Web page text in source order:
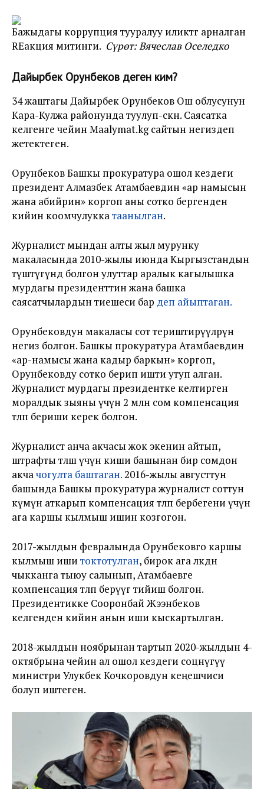
Бажыдагы коррупция тууралуу иликтөөгө арналган
RЕакция митинги. Сүрөт: Вячеслав Оселедко
Дайырбек Орунбеков деген ким?
34 жаштагы Дайырбек Орунбеков Ош облусунун
Кара-Кулжа районунда туулуп-өскөн. Саясатка
келгенге чейин Maalymat.kg сайтын негиздеп
жетектеген.
Орунбеков Башкы прокуратура ошол кездеги
президент Алмазбек Атамбаевдин «ар намысын
жана абийрин» коргоп аны сотко бергенден
кийин коомчулуккатаанылган.
Журналист мындан алты жыл мурунку
макаласында 2010-жылы июнда Кыргызстандын
түштүгүндө болгон улуттар аралык кагылышка
мурдагы президенттин жана башка
саясатчылардын тиешеси бар деп айыптаган.
Орунбековдун макаласы сот териштирүүлөрүнө
негиз болгон. Башкы прокуратура Атамбаевдин
«ар-намысы жана кадыр баркын» коргоп,
Орунбековду сотко берип ишти утуп алган.
Журналист мурдагы президентке келтирген
моралдык зыяны үчүн 2 млн сом компенсация
төлөп бериши керек болгон.
Журналист анча акчасы жок экенин айтып,
штрафты төлөш үчүн киши башынан бир сомдон
акчачогулта баштаган.2016-жылы августтун
башында Башкы прокуратура журналист соттун
өкүмүн аткарып компенсация төлөп бербегени үчүн
ага каршы кылмыш ишин козгогон.
2017-жылдын февралында Орунбековго каршы
кылмыш иши токтотулган, бирок ага өлкөдөн
чыкканга тыюу салынып, Атамбаевге
компенсация төлөп берүүгө тийиш болгон.
Президентикке Сооронбай Жээнбеков
келгенден кийин анын иши кыскартылган.
2018-жылдын ноябрынан тартып 2020-жылдын 4-
октябрына чейин ал ошол кездеги соцөнүгүү
министри Улукбек Кочкоровдун кеңешчиси
болуп иштеген.